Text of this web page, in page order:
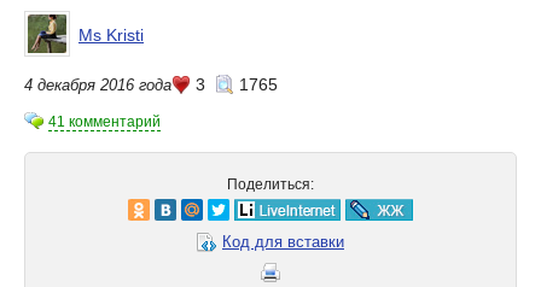
Ms Kristi
4 декабря 2016 года 3 1765
41 комментарий
Поделиться:
Код для вставки